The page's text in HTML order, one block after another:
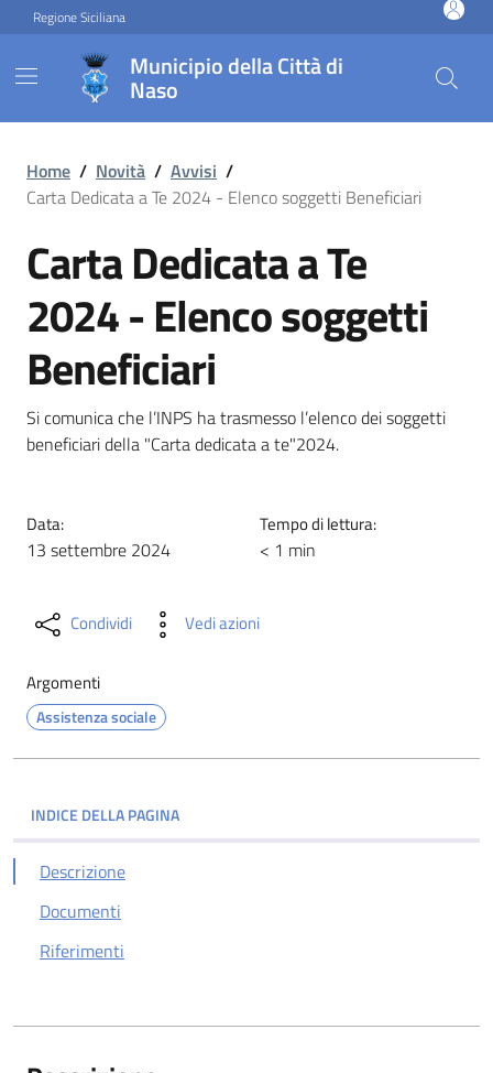
Vai ai contenuti
Vai al footer
Regione Siciliana
Municipio della Città di
Naso
Carta Dedicata a Te 2024
Home / Novità / Avvisi /
Carta Dedicata a Te 2024 - Elenco soggetti Beneficiari
Carta Dedicata a Te
2024 - Elenco soggetti
Beneficiari
Si comunica che l’INPS ha trasmesso l’elenco dei soggetti
beneficiari della "Carta dedicata a te"2024.
Data:
13 settembre 2024
Tempo di lettura:
< 1 min
Condividi Vedi azioni
Argomenti
Assistenza sociale
INDICE DELLA PAGINA
Descrizione
Documenti
Riferimenti